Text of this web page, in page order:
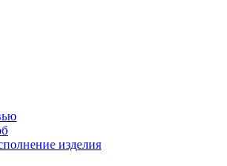
изделия